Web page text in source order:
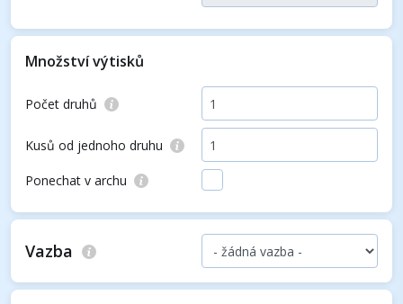
Množství výtisků
Počet druhů
Kusů od jednoho druhu
Ponechat v archu
Vazba